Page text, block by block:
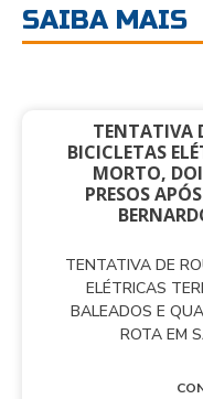
SAIBA MAIS
TENTATIVA
BICICLETAS
MORTO,
PRESOS
TENTATIVA DE
ELÉTRICAS
BALEADOS E
ROTA EM